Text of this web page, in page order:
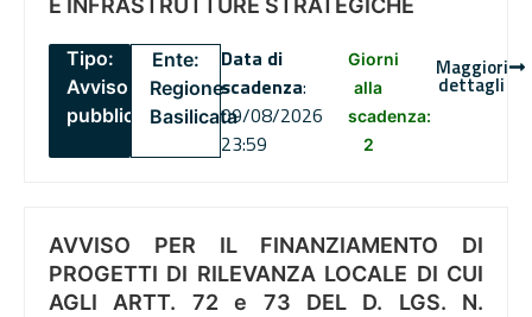
E INFRASTRUTTURE STRATEGICHE
Tipo:
Avviso
pubblico
Ente:
Regione
Basilicata
Data di
scadenza:
09/08/2026
23:59
Giorni
alla
scadenza:
2
Maggiori
dettagli
AVVISO PER IL FINANZIAMENTO DI
PROGETTI DI RILEVANZA LOCALE DI CUI
AGLI ARTT. 72 e 73 DEL D. LGS. N.